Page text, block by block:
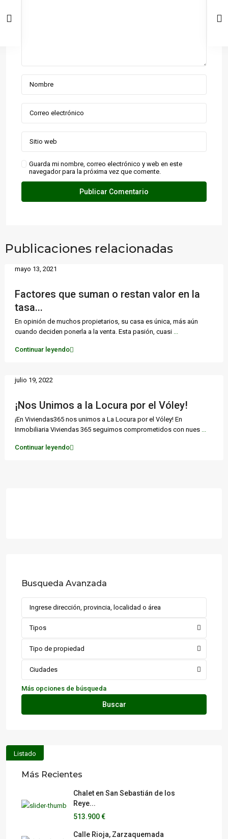
Guarda mi nombre, correo electrónico y web en este
navegador para la próxima vez que comente.
Publicaciones relacionadas
Factores que suman o restan valor en la
tasa...
mayo 13, 2021
En opinión de muchos propietarios, su casa es única, más aún
cuando deciden ponerla a la venta. Esta pasión, cuasi ...
Continuar leyendo
¡Nos Unimos a la Locura por el Vóley!
julio 19, 2022
¡En Viviendas365 nos unimos a La Locura por el Vóley! En
Inmobiliaria Viviendas 365 seguimos comprometidos con nues ...
Continuar leyendo
Busqueda Avanzada
Tipos
Tipo de propiedad
Ciudades
Más opciones de búsqueda
Buscar
Listado
Más Recientes
Chalet en San Sebastián de los
Reye...
513.900 €
Calle Rioja, Zarzaquemada